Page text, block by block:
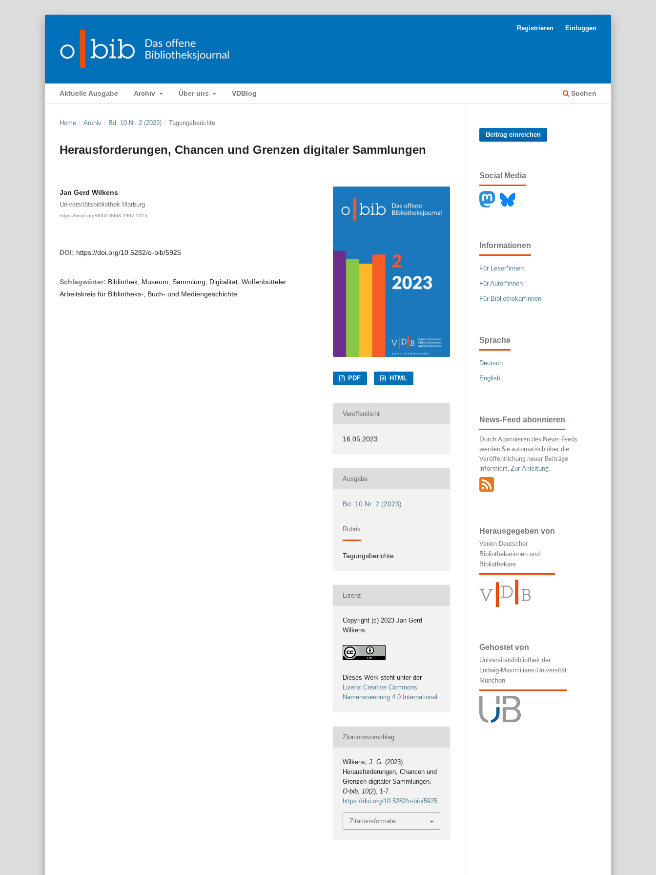
Aktuelle Ausgabe Archiv Über uns VDBlog Suchen
Registrieren Einloggen
Home / Archiv / Bd. 10 Nr. 2 (2023) / Tagungsberichte
Herausforderungen, Chancen und Grenzen digitaler Sammlungen
Jan Gerd Wilkens
Universitätsbibliothek Marburg
https://orcid.org/0000-0003-2907-1315
DOI: https://doi.org/10.5282/o-bib/5925
Schlagwörter: Bibliothek, Museum, Sammlung, Digitalität, Wolfenbütteler
Arbeitskreis für Bibliotheks-, Buch- und Mediengeschichte
PDF HTML
Veröffentlicht
16.05.2023
Ausgabe
Bd. 10 Nr. 2 (2023)
Rubrik
Tagungsberichte
Lizenz
Copyright (c) 2023 Jan Gerd
Wilkens
Dieses Werk steht unter der
Lizenz Creative Commons
Namensnennung 4.0 International .
Zitationsvorschlag
Wilkens, J. G. (2023).
Herausforderungen, Chancen und
Grenzen digitaler Sammlungen.
O-bib,10(2), 1-7.
https://doi.org/10.5282/o-bib/5925
Zitationsformate
Beitrag einreichen
Social Media
Informationen
Für Leser*innen
Für Autor*innen
Für Bibliothekar*innen
Sprache
Deutsch
English
News-Feed abonnieren
Durch Abonnieren des News-Feeds
werden Sie automatisch über die
Veröffentlichung neuer Beiträge
informiert. Zur Anleitung.
Herausgegeben von
Verein Deutscher
Bibliothekarinnen und
Bibliothekare
Gehostet von
Universitätsbibliothek der
Ludwig-Maximilians-Universität
München